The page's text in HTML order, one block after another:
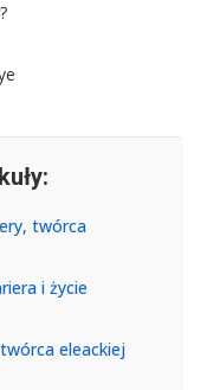
twórca
i życie
eleackiej